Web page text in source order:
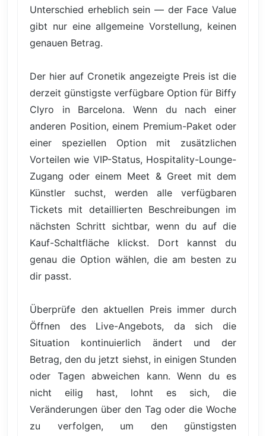
Unterschied erheblich sein — der Face Value
gibt nur eine allgemeine Vorstellung, keinen
genauen Betrag.
Der hier auf Cronetik angezeigte Preis ist die
derzeit günstigste verfügbare Option für Biffy
Clyro in Barcelona. Wenn du nach einer
anderen Position, einem Premium-Paket oder
einer speziellen Option mit zusätzlichen
Vorteilen wie VIP-Status, Hospitality-Lounge-
Zugang oder einem Meet & Greet mit dem
Künstler suchst, werden alle verfügbaren
Tickets mit detaillierten Beschreibungen im
nächsten Schritt sichtbar, wenn du auf die
Kauf-Schaltfläche klickst. Dort kannst du
genau die Option wählen, die am besten zu
dir passt.
Überprüfe den aktuellen Preis immer durch
Öffnen des Live-Angebots, da sich die
Situation kontinuierlich ändert und der
Betrag, den du jetzt siehst, in einigen Stunden
oder Tagen abweichen kann. Wenn du es
nicht eilig hast, lohnt es sich, die
Veränderungen über den Tag oder die Woche
zu verfolgen, um den günstigsten